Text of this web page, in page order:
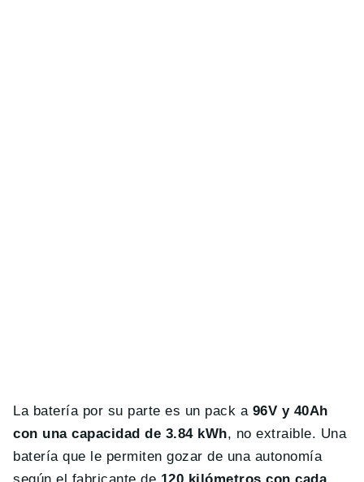
La batería por su parte es un pack a 96V y 40Ah
con una capacidad de 3.84 kWh, no extraible. Una
batería que le permiten gozar de una autonomía